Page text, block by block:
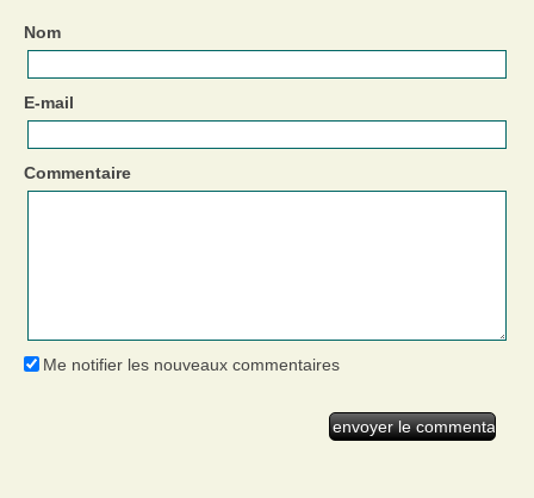
Nom
E-mail
Commentaire
Me notifier les nouveaux commentaires